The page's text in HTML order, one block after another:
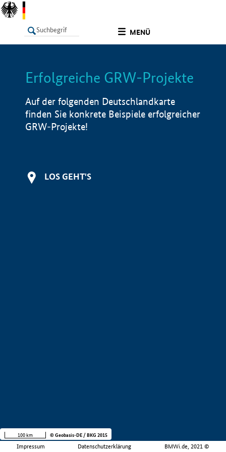
MENÜ
LISTE Info
Erfolgreiche GRW-Projekte
Auf der folgenden Deutschlandkarte
finden Sie konkrete Beispiele erfolgreicher
GRW-Projekte!
LOS GEHT'S
Impressum Datenschutzerklärung BMWi.de, 2021 ©
100 km © Geobasis-DE / BKG 2015